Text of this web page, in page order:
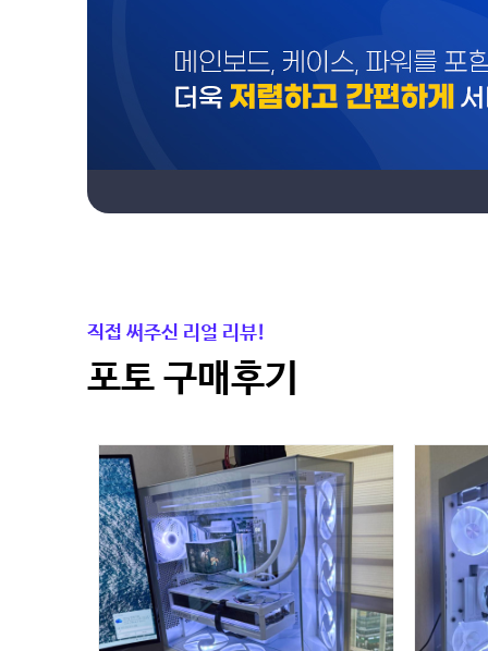
직접 써주신 리얼 리뷰!
포토 구매후기